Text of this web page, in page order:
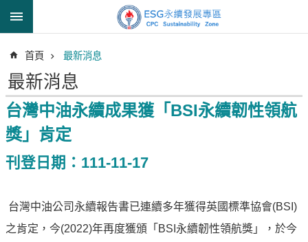
跳到主要內容區塊
階
搜
尋
明
油
誠
信
首頁 最新消息
最新消息
台灣中油永續成果獲「BSI永續韌性領航
獎」肯定
刊登日期：111-11-17
台灣中油公司永續報告書已連續多年獲得英國標準協會(BSI)
之肯定，今(2022)年再度獲頒「BSI永續韌性領航獎」，於今